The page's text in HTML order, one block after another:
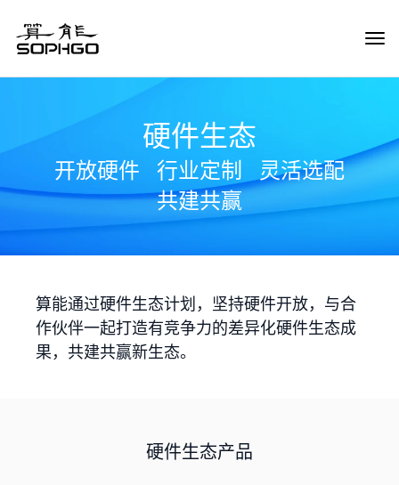
硬件生态
开放硬件 行业定制
灵活选配
共建共赢
算能通过硬件生态计划，坚持硬件开放，与合
作伙伴一起打造有竞争力的差异化硬件生态成
果，共建共赢新生态。
硬件生态产品